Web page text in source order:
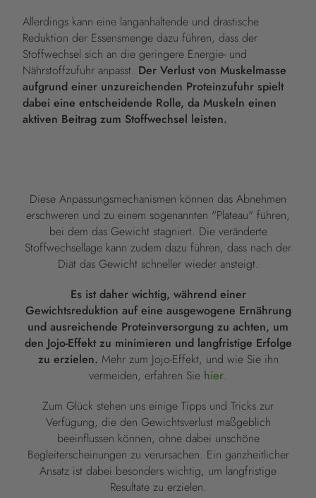
Allerdings kann eine langanhaltende und drastische
Reduktion der Essensmenge dazu führen, dass der
Stoffwechsel sich an die geringere Energie- und
Nährstoffzufuhr anpasst. Der Verlust von Muskelmasse
aufgrund einer unzureichenden Proteinzufuhr spielt
dabei eine entscheidende Rolle, da Muskeln einen
aktiven Beitrag zum Stoffwechsel leisten.
Diese Anpassungsmechanismen können das Abnehmen
erschweren und zu einem sogenannten "Plateau" führen,
bei dem das Gewicht stagniert. Die veränderte
Stoffwechsellage kann zudem dazu führen, dass nach der
Diät das Gewicht schneller wieder ansteigt.
Es ist daher wichtig, während einer
Gewichtsreduktion auf eine ausgewogene Ernährung
und ausreichende Proteinversorgung zu achten, um
den Jojo-Effekt zu minimieren und langfristige Erfolge
zu erzielen. Mehr zum Jojo-Effekt, und wie Sie ihn
vermeiden, erfahren Sie hier.
Zum Glück stehen uns einige Tipps und Tricks zur
Verfügung, die den Gewichtsverlust maßgeblich
beeinflussen können, ohne dabei unschöne
Begleiterscheinungen zu verursachen. Ein ganzheitlicher
Ansatz ist dabei besonders wichtig, um langfristige
Resultate zu erzielen.